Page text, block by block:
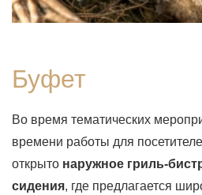
Буфет
Во время тематических
времени работы для
открыто наружное гриль-
сидения, где предлагается